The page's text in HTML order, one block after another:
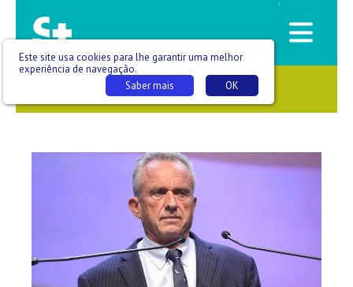
/
SAÚDE QUE SE VÊ
Este site usa cookies para lhe garantir uma melhor
experiência de navegação.
OK
Saber mais